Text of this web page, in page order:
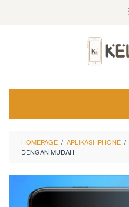
HOMEPAGE / APLIKASI IPHONE /
DENGAN MUDAH